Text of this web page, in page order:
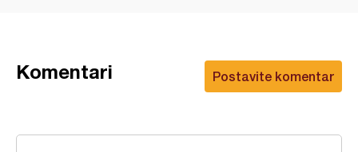
Postavite komentar
Komentari